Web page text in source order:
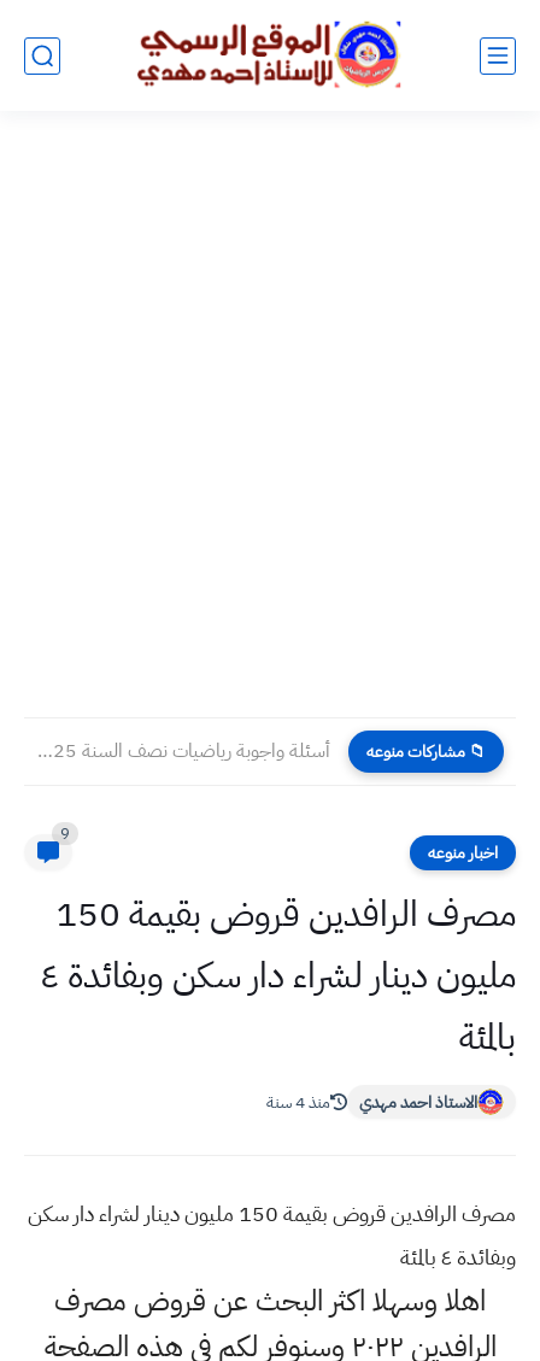
📁 مشاركات منوعه أسئلة واجوبة رياضيات نصف السنة 2025 سادس علمي
اخبار منوعه
9
مصرف الرافدين قروض بقيمة 150
مليون دينار لشراء دار سكن وبفائدة ٤
بالمئة
الاستاذ احمد مهدي منذ 4 سنة
مصرف الرافدين قروض بقيمة 150 مليون دينار لشراء دار سكن
وبفائدة ٤ بالمئة
اهلا وسهلا اكثر البحث عن قروض مصرف
الرافدين ٢٠٢٢ وسنوفر لكم في هذه الصفحة